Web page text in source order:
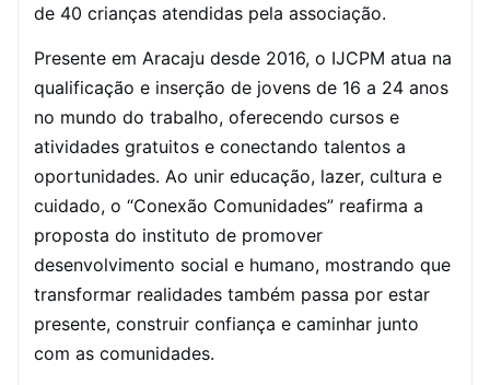
de 40 crianças atendidas pela associação.
Presente em Aracaju desde 2016, o IJCPM atua na
qualificação e inserção de jovens de 16 a 24 anos
no mundo do trabalho, oferecendo cursos e
atividades gratuitos e conectando talentos a
oportunidades. Ao unir educação, lazer, cultura e
cuidado, o “Conexão Comunidades” reafirma a
proposta do instituto de promover
desenvolvimento social e humano, mostrando que
transformar realidades também passa por estar
presente, construir confiança e caminhar junto
com as comunidades.